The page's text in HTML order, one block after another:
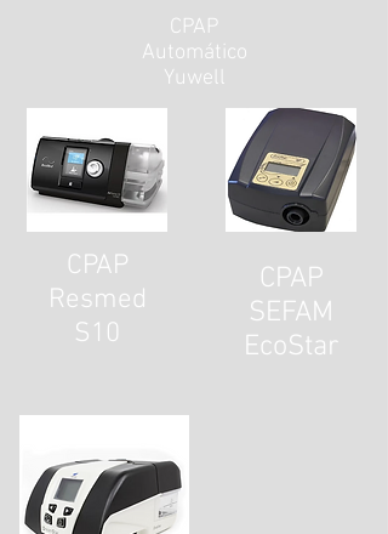
CPAP
Automático
Yuwell
CPAP
Resmed
S10
CPAP
SEFAM
EcoStar